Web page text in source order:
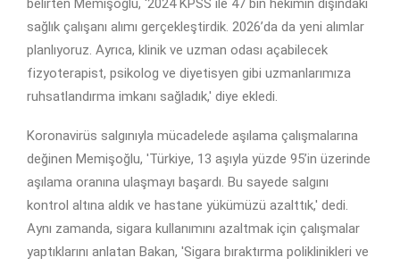
belirten Memişoğlu, '2024 KPSS ile 47 bin hekimin dışındaki
sağlık çalışanı alımı gerçekleştirdik. 2026’da da yeni alımlar
planlıyoruz. Ayrıca, klinik ve uzman odası açabilecek
fizyoterapist, psikolog ve diyetisyen gibi uzmanlarımıza
ruhsatlandırma imkanı sağladık,' diye ekledi.
Koronavirüs salgınıyla mücadelede aşılama çalışmalarına
değinen Memişoğlu, 'Türkiye, 13 aşıyla yüzde 95’in üzerinde
aşılama oranına ulaşmayı başardı. Bu sayede salgını
kontrol altına aldık ve hastane yükümüzü azalttık,' dedi.
Aynı zamanda, sigara kullanımını azaltmak için çalışmalar
yaptıklarını anlatan Bakan, 'Sigara bıraktırma poliklinikleri ve